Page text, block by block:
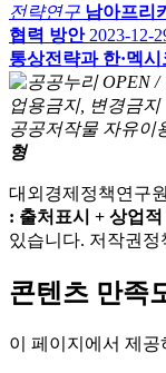
전략연구 남아프리
협력 방안 2023-12-
통상전략과 한·멕
공공저작물 자유이
형
대외경제정책연구
: 출처표시 + 상업
있습니다. 저작권정
콘텐츠 만족
이 페이지에서 제